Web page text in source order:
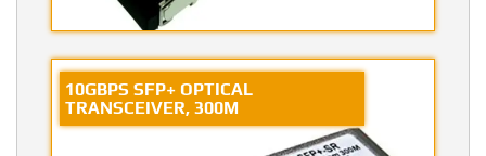
10GBPS SFP+ OPTICAL
TRANSCEIVER, 300M